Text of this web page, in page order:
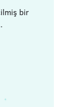
bir